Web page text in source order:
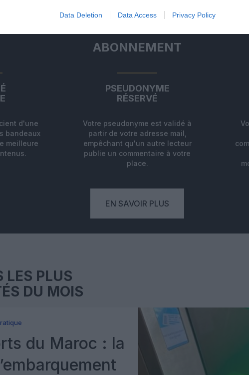
Data Deletion Data Access Privacy Policy
ABONNEMENT
d'une
bandeaux
meilleure
PSEUDONYME
RÉSERVÉ
Votre pseudonyme est validé à
partir de votre adresse mail,
empêchant qu'un autre lecteur
publie un commentaire à votre
place.
EN SAVOIR PLUS
LES PLUS
DU MOIS
du Maroc : la